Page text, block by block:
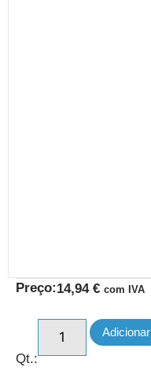
Preço:14,94 € com IVA
Qt.:
Adicionar